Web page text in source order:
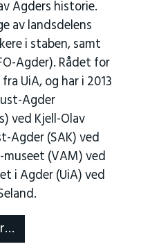
Agders historie.
av landsdelens
i staben, samt
Agder). Rådet for
UiA, og har i 2013
Agder
ved Kjell-Olav
Agder (SAK) ved
(VAM) ved
i Agder (UiA) ved